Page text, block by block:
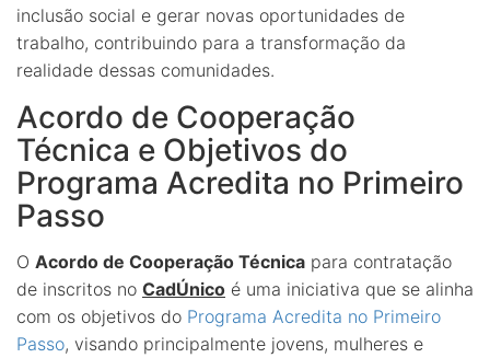
inclusão social e gerar novas oportunidades de
trabalho, contribuindo para a transformação da
realidade dessas comunidades.
Acordo de Cooperação
Técnica e Objetivos do
Programa Acredita no Primeiro
Passo
O Acordo de Cooperação Técnica para contratação
de inscritos no CadÚnico é uma iniciativa que se alinha
com os objetivos do Programa Acredita no Primeiro
Passo, visando principalmente jovens, mulheres e